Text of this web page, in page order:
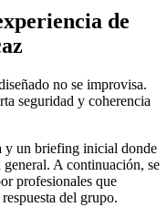
de
no se improvisa.
seguridad y coherencia
y un briefing inicial donde
A continuación, se
profesionales que
del grupo.